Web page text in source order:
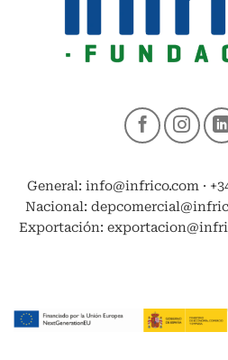
General: info@infrico.com ·
Nacional:
Exportación: